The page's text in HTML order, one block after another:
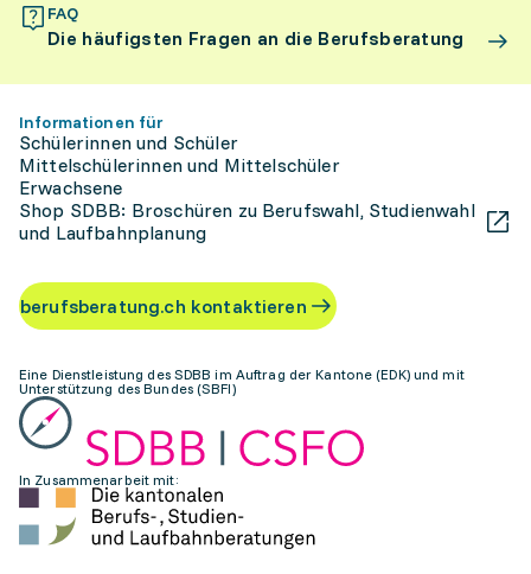
FAQ
Die häufigsten Fragen an die Berufsberatung
Informationen für
Schülerinnen und Schüler
Mittelschülerinnen und Mittelschüler
Erwachsene
Shop SDBB: Broschüren zu Berufswahl, Studienwahl
und Laufbahnplanung
berufsberatung.ch kontaktieren
Eine Dienstleistung des SDBB im Auftrag der Kantone (EDK) und mit
Unterstützung des Bundes (SBFI)
In Zusammenarbeit mit: